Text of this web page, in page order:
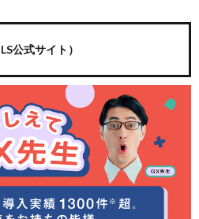
公式サイト）